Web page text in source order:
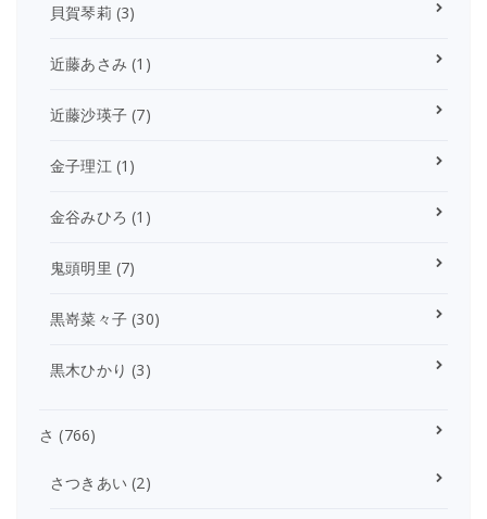
貝賀琴莉 (3)
近藤あさみ (1)
近藤沙瑛子 (7)
金子理江(1)
金谷みひろ (1)
鬼頭明里 (7)
黒嵜菜々子 (30)
黒木ひかり (3)
さ (766)
さつきあい (2)